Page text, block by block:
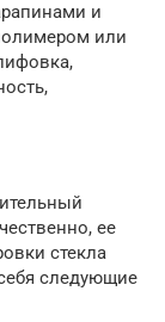
и
или
ее
стекла
следующие